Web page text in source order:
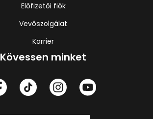
Előfizetői fiók
Vevőszolgálat
Karrier
Kövessen minket